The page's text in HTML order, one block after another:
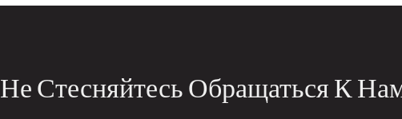
Не Стесняйтесь Обращаться К